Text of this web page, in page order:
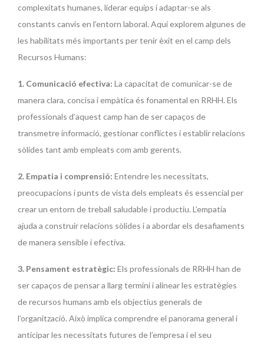
complexitats humanes, liderar equips i adaptar-se als
constants canvis en l’entorn laboral. Aquí explorem algunes de
les habilitats més importants per tenir èxit en el camp dels
Recursos Humans:
1. Comunicació efectiva: La capacitat de comunicar-se de
manera clara, concisa i empàtica és fonamental en RRHH. Els
professionals d’aquest camp han de ser capaços de
transmetre informació, gestionar conflictes i establir relacions
sòlides tant amb empleats com amb gerents.
2. Empatia i comprensió: Entendre les necessitats,
preocupacions i punts de vista dels empleats és essencial per
crear un entorn de treball saludable i productiu. L’empatia
ajuda a construir relacions sòlides i a abordar els desafiaments
de manera sensible i efectiva.
3. Pensament estratègic: Els professionals de RRHH han de
ser capaços de pensar a llarg termini i alinear les estratègies
de recursos humans amb els objectius generals de
l’organització. Això implica comprendre el panorama general i
anticipar les necessitats futures de l’empresa i el seu